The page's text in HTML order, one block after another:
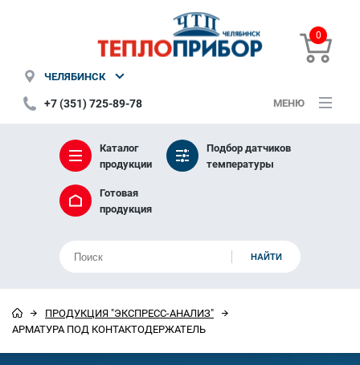
ЧЕЛЯБИНСК
+7 (351) 725-89-78 МЕНЮ
0
Каталог
продукции
Подбор датчиков
температуры
Готовая
продукция
ПРОДУКЦИЯ "ЭКСПРЕСС-АНАЛИЗ"
АРМАТУРА ПОД КОНТАКТОДЕРЖАТЕЛЬ